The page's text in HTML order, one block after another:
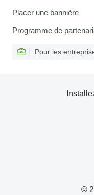
Placer une bannière
Programme de
Pour les
©